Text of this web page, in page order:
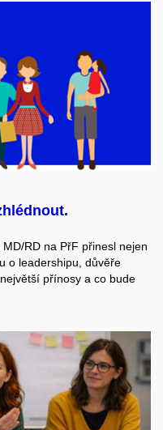
RD na PřF přinesl nejen
o leadershipu, důvěře
přínosy a co bude